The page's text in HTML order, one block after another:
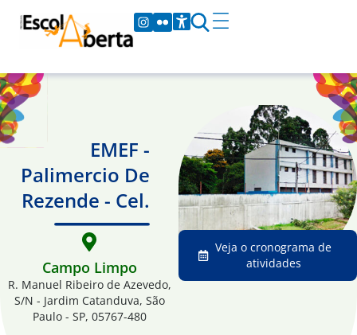
EMEF -
Palimercio De
Rezende - Cel.
Campo Limpo
R. Manuel Ribeiro de Azevedo,
S/N - Jardim Catanduva, São
Paulo - SP, 05767-480
Veja o cronograma de
atividades